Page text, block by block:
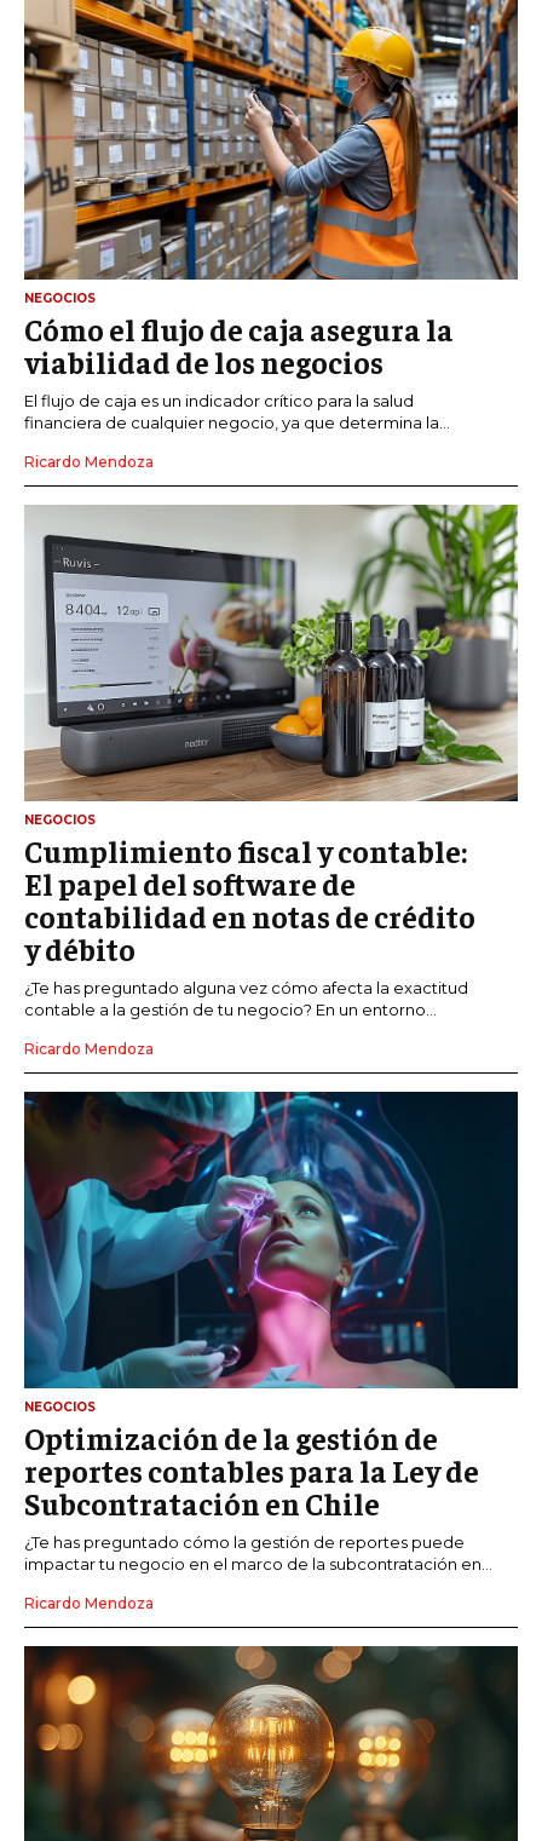
NEGOCIOS
Cómo el flujo de caja asegura la
viabilidad de los negocios
El flujo de caja es un indicador crítico para la salud
financiera de cualquier negocio, ya que determina la...
Ricardo Mendoza
NEGOCIOS
Cumplimiento fiscal y contable:
El papel del software de
contabilidad en notas de crédito
y débito
¿Te has preguntado alguna vez cómo afecta la exactitud
contable a la gestión de tu negocio? En un entorno...
Ricardo Mendoza
NEGOCIOS
Optimización de la gestión de
reportes contables para la Ley de
Subcontratación en Chile
¿Te has preguntado cómo la gestión de reportes puede
impactar tu negocio en el marco de la subcontratación en...
Ricardo Mendoza